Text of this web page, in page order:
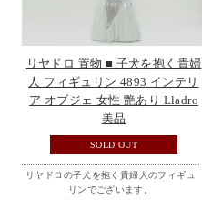
リヤドロ 置物 ■ 子犬を抱く貴婦
人 フィギュリン 4893 インテリ
ア オブジェ 女性 艶あり Lladro
美品
SOLD OUT
リヤドロの子犬を抱く貴婦人のフィギュ
リンでございます。